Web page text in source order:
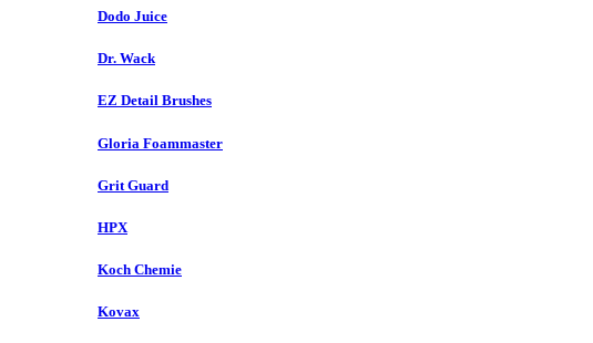
Dodo Juice
Dr. Wack
EZ Detail Brushes
Gloria Foammaster
Grit Guard
HPX
Koch Chemie
Kovax